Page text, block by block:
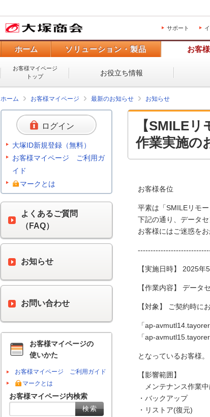
サポート
ホーム ソリューション・製品 お客
お客様マイページ
トップ
お役立ち情報
ホーム お客様マイページ 最新のお知らせ お知らせ
【SMILE
作業実施の
お客様各位
平素は「SMILEリモ
下記の通り、データ
お客様にはご迷惑を
【実施日時】 2025
【作業内容】 データ
【対象】 ご契約時に
「ap-
「ap-
となっているお客様。
【影響範囲】
メンテナンス作業中
・バックアップ
・リストア(復元)
ログイン
大塚ID新規登録（無料）
お客様マイページ ご利用ガ
イド
マークとは
よくあるご質問
（FAQ）
お知らせ
お問い合わせ
お客様マイページの
使いかた
お客様マイページ ご利用ガイド
マークとは
お客様マイページ内検索